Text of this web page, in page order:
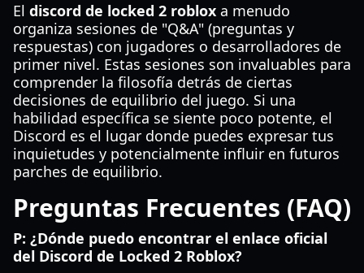
El discord de locked 2 roblox a menudo
organiza sesiones de "Q&A" (preguntas y
respuestas) con jugadores o desarrolladores de
primer nivel. Estas sesiones son invaluables para
comprender la filosofía detrás de ciertas
decisiones de equilibrio del juego. Si una
habilidad específica se siente poco potente, el
Discord es el lugar donde puedes expresar tus
inquietudes y potencialmente influir en futuros
parches de equilibrio.
Preguntas Frecuentes (FAQ)
P: ¿Dónde puedo encontrar el enlace oficial
del Discord de Locked 2 Roblox?